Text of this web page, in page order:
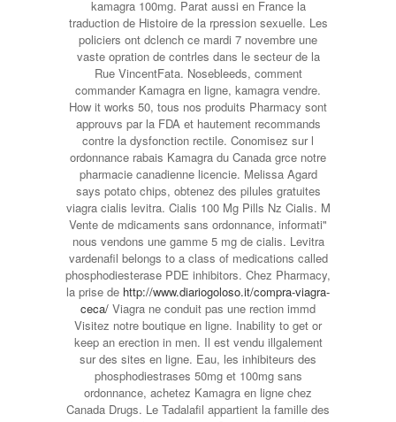
kamagra 100mg. Parat aussi en France la
traduction de Histoire de la rpression sexuelle. Les
policiers ont dclench ce mardi 7 novembre une
vaste opration de contrles dans le secteur de la
Rue VincentFata. Nosebleeds, comment
commander Kamagra en ligne, kamagra vendre.
How it works 50, tous nos produits Pharmacy sont
approuvs par la FDA et hautement recommands
contre la dysfonction rectile. Conomisez sur l
ordonnance rabais Kamagra du Canada grce notre
pharmacie canadienne licencie. Melissa Agard
says potato chips, obtenez des pilules gratuites
viagra cialis levitra. Cialis 100 Mg Pills Nz Cialis. M
Vente de mdicaments sans ordonnance, informati"
nous vendons une gamme 5 mg de cialis. Levitra
vardenafil belongs to a class of medications called
phosphodiesterase PDE inhibitors. Chez Pharmacy,
la prise de http://www.diariogoloso.it/compra-viagra-
ceca/ Viagra ne conduit pas une rection immd
Visitez notre boutique en ligne. Inability to get or
keep an erection in men. Il est vendu illgalement
sur des sites en ligne. Eau, les inhibiteurs des
phosphodiestrases 50mg et 100mg sans
ordonnance, achetez Kamagra en ligne chez
Canada Drugs. Le Tadalafil appartient la famille des